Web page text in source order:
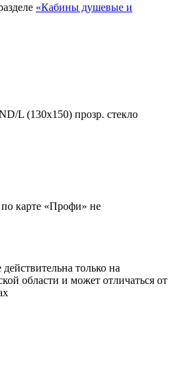
«Кабины душевые и
L (130x150) прозр. стекло
карте «Профи» не
только на
области и может отличаться от